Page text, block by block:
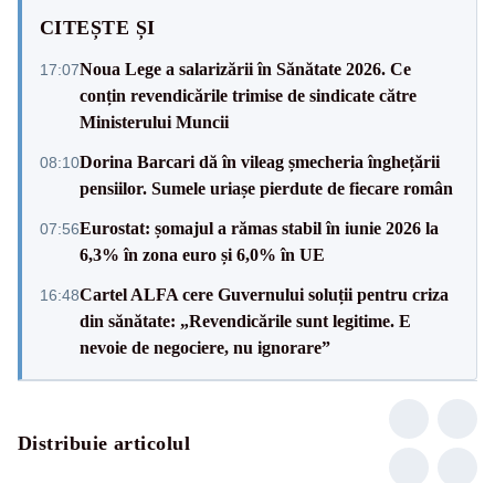
CITEȘTE ȘI
17:07Noua Lege a salarizării în Sănătate 2026. Ce
conțin revendicările trimise de sindicate către
Ministerului Muncii
08:10Dorina Barcari dă în vileag șmecheria înghețării
pensiilor. Sumele uriașe pierdute de fiecare român
07:56Eurostat: șomajul a rămas stabil în iunie 2026 la
6,3% în zona euro și 6,0% în UE
16:48Cartel ALFA cere Guvernului soluții pentru criza
din sănătate: „Revendicările sunt legitime. E
nevoie de negociere, nu ignorare”
Distribuie articolul